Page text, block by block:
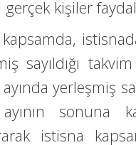
gerçek kişiler
sayıldığı
yerleşmiş
sonuna
istisna